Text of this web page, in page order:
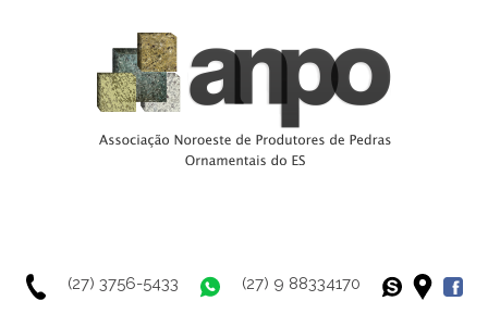
(27) 9 88334170
(27) 3756-5433